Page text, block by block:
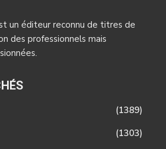
un éditeur reconnu de titres de
des professionnels mais
(1389)
(1303)